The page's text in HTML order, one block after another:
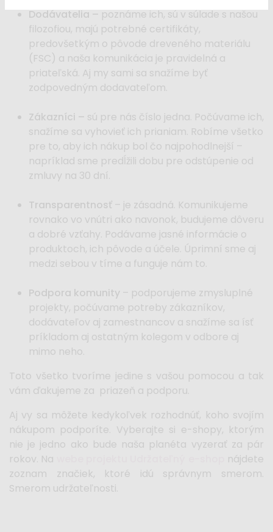
Dodávatelia –poznáme ich, sú v súlade s našou
filozofiou, majú potrebné certifikáty,
predovšetkým o pôvode dreveného materiálu
(FSC) a naša komunikácia je pravidelná a
priateľská. Aj my sami sa snažíme byť
zodpovedným dodavateľom.
Zákazníci – sú pre nás číslo jedna. Počúvame ich,
snažíme sa vyhovieť ich prianiam. Robíme všetko
pre to, aby ich nákup bol čo najpohodlnejší –
napríklad sme predĺžili dobu pre odstúpenie od
zmluvy na 30 dní.
Transparentnosť – je zásadná. Komunikujeme
rovnako vo vnútri ako navonok, budujeme dôveru
a dobré vzťahy. Podávame jasné informácie o
produktoch, ich pôvode a účele. Úprimní sme aj
medzi sebou v tíme a funguje nám to.
Podpora komunity – podporujeme zmysluplné
projekty, počúvame potreby zákazníkov,
dodávateľov aj zamestnancov a snažíme sa ísť
príkladom aj ostatným kolegom v odbore aj
mimo neho.
Toto všetko tvoríme jedine s vašou pomocou a tak
vám ďakujeme za priazeň a podporu.
Aj vy sa môžete kedykoľvek rozhodnúť, koho svojím
nákupom podporíte. Vyberajte si e-shopy, ktorým
nie je jedno ako bude naša planéta vyzerať za pár
rokov. Na
nájdete
zoznam značiek, ktoré idú správnym smerom.
Smerom udržateľnosti.